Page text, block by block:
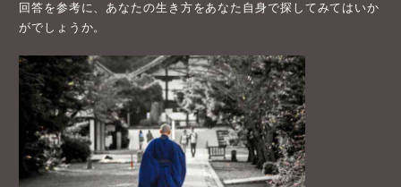
回答を参考に、あなたの生き方をあなた自身で探してみてはいか
がでしょうか。